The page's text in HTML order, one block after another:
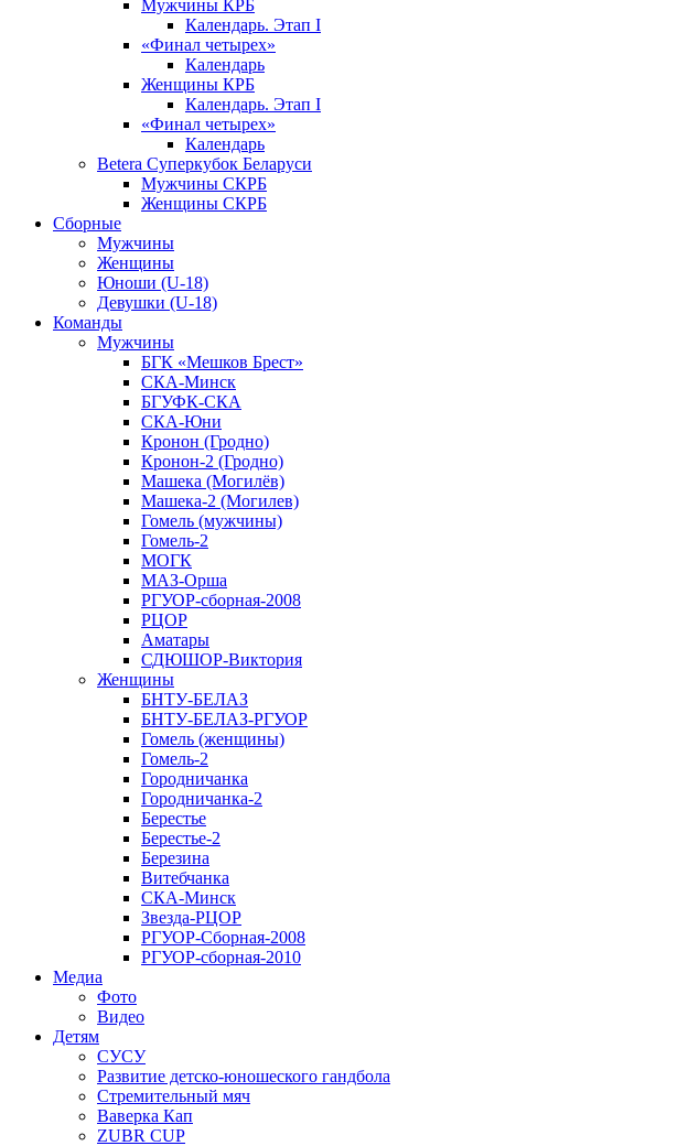
Мужчины КРБ
Календарь. Этап I
«Финал четырех»
Календарь
Женщины КРБ
Календарь. Этап I
«Финал четырех»
Календарь
Betera Суперкубок Беларуси
Мужчины СКРБ
Женщины СКРБ
Сборные
Мужчины
Женщины
Юноши (U-18)
Девушки (U-18)
Команды
Мужчины
БГК «Мешков Брест»
СКА-Минск
БГУФК-СКА
СКА-Юни
Кронон (Гродно)
Кронон-2 (Гродно)
Машека (Могилёв)
Машека-2 (Могилев)
Гомель (мужчины)
Гомель-2
МОГК
МАЗ-Орша
РГУОР-сборная-2008
РЦОР
Аматары
СДЮШОР-Виктория
Женщины
БНТУ-БЕЛАЗ
БНТУ-БЕЛАЗ-РГУОР
Гомель (женщины)
Гомель-2
Городничанка
Городничанка-2
Берестье
Берестье-2
Березина
Витебчанка
СКА-Минск
Звезда-РЦОР
РГУОР-Сборная-2008
РГУОР-сборная-2010
Медиа
Фото
Видео
Детям
СУСУ
Развитие детско-юношеского гандбола
Стремительный мяч
Ваверка Кап
ZUBR CUP